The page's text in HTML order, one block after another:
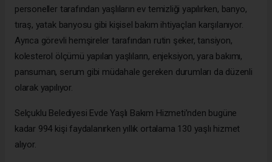
personeller tarafından yaşlıların ev temizliği yapılırken, banyo,
tıraş, yatak banyosu gibi kişisel bakım ihtiyaçları karşılanıyor.
Ayrıca görevli hemşireler tarafından rutin şeker, tansiyon,
kolesterol ölçümü yapılan yaşlıların, enjeksiyon, yara bakımı,
pansuman, serum gibi müdahale gereken durumları da düzenli
olarak yapılıyor.
Selçuklu Belediyesi Evde Yaşlı Bakım Hizmeti’nden bugüne
kadar 994 kişi faydalanırken yıllık ortalama 130 yaşlı hizmet
alıyor.